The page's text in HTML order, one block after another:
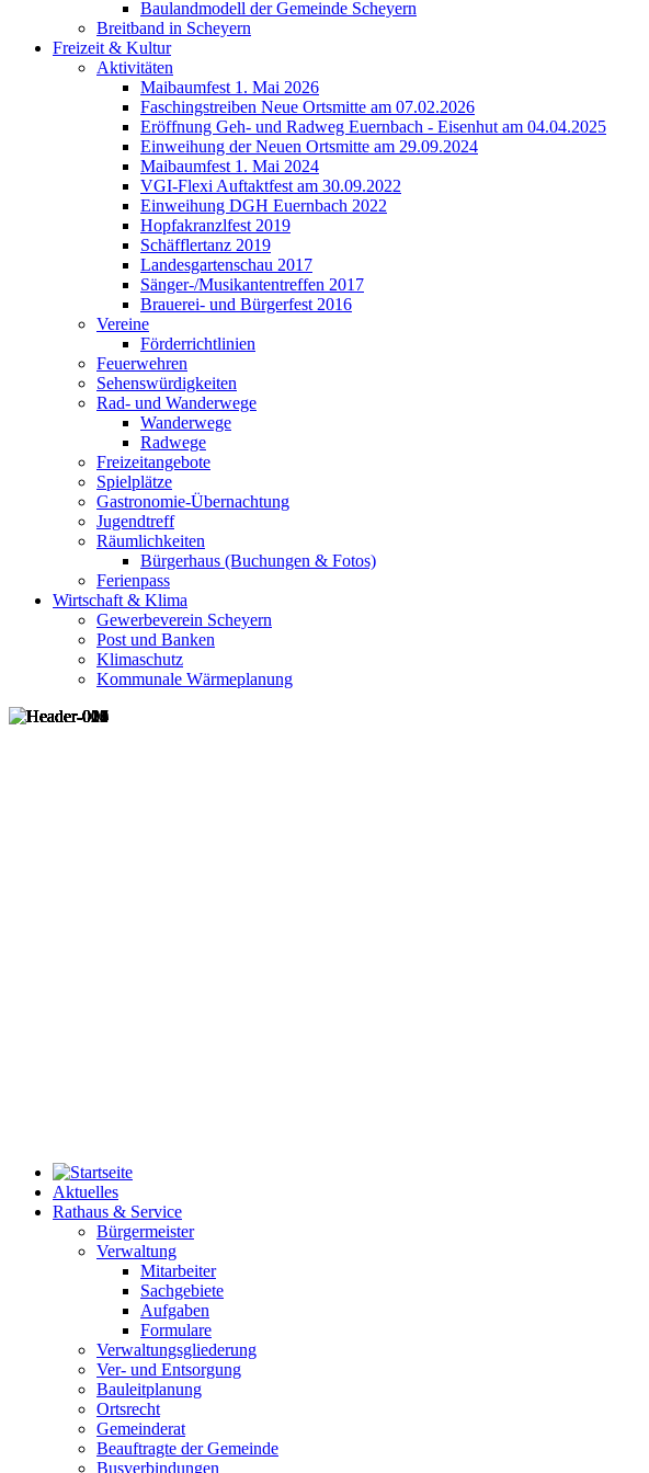
Baulandmodell der Gemeinde Scheyern
Breitband in Scheyern
Freizeit & Kultur
Aktivitäten
Maibaumfest 1. Mai 2026
Faschingstreiben Neue Ortsmitte am 07.02.2026
Eröffnung Geh- und Radweg Euernbach - Eisenhut am 04.04.2025
Einweihung der Neuen Ortsmitte am 29.09.2024
Maibaumfest 1. Mai 2024
VGI-Flexi Auftaktfest am 30.09.2022
Einweihung DGH Euernbach 2022
Hopfakranzlfest 2019
Schäfflertanz 2019
Landesgartenschau 2017
Sänger-/Musikantentreffen 2017
Brauerei- und Bürgerfest 2016
Vereine
Förderrichtlinien
Feuerwehren
Sehenswürdigkeiten
Rad- und Wanderwege
Wanderwege
Radwege
Freizeitangebote
Spielplätze
Gastronomie-Übernachtung
Jugendtreff
Räumlichkeiten
Bürgerhaus (Buchungen & Fotos)
Ferienpass
Wirtschaft & Klima
Gewerbeverein Scheyern
Post und Banken
Klimaschutz
Kommunale Wärmeplanung
Aktuelles
Rathaus & Service
Bürgermeister
Verwaltung
Mitarbeiter
Sachgebiete
Aufgaben
Formulare
Verwaltungsgliederung
Ver- und Entsorgung
Bauleitplanung
Ortsrecht
Gemeinderat
Beauftragte der Gemeinde
Busverbindungen